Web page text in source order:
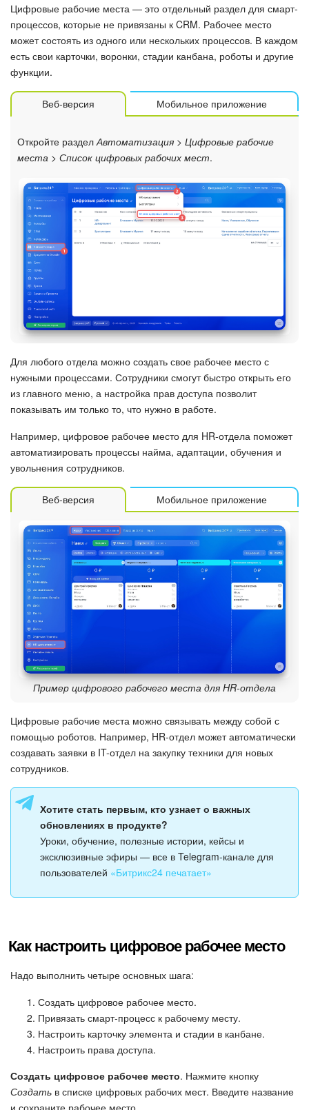
Интернет-магазин
Складской учет
Почта
CRM
Онлайн-запись
КЭДО
Подпись
Маркетинг
Аналитика
Автоматизация
Интеграция 1С и Битрикс24
Сотрудники
Бизнес-процессы
Контакт-центр
Настройки
Телефония
Филиальная сеть
Приложение Битрикс24
Общие вопросы
Битрикс24 в коробке
Изменения в статьях (архив)
ПОЛУЧИТЬ БЕСПЛАТНО
Цифровые рабочие места — это отдельный раздел для смарт-
процессов, которые не привязаны к CRM. Рабочее место
может состоять из одного или нескольких процессов. В каждом
есть свои карточки, воронки, стадии канбана, роботы и другие
функции.
Веб-версия Мобильное приложение
Откройте раздел Автоматизация > Цифровые рабочие
места > Список цифровых рабочих мест.
Для любого отдела можно создать свое рабочее место с
нужными процессами. Сотрудники смогут быстро открыть его
из главного меню, а настройка прав доступа позволит
показывать им только то, что нужно в работе.
Например, цифровое рабочее место для HR-отдела поможет
автоматизировать процессы найма, адаптации, обучения и
увольнения сотрудников.
Веб-версия Мобильное приложение
Пример цифрового рабочего места для HR-отдела
Цифровые рабочие места можно связывать между собой с
помощью роботов. Например, HR-отдел может автоматически
создавать заявки в IT-отдел на закупку техники для новых
сотрудников.
Хотите стать первым, кто узнает о важных
обновлениях в продукте?
Уроки, обучение, полезные истории, кейсы и
эксклюзивные эфиры — все в Telegram-канале для
пользователей «Битрикс24 печатает»
Как настроить цифровое рабочее место
Надо выполнить четыре основных шага:
Создать цифровое рабочее место.
Привязать смарт-процесс к рабочему месту.
Настроить карточку элемента и стадии в канбане.
Настроить права доступа.
Создать цифровое рабочее место. Нажмите кнопку
Создать в списке цифровых рабочих мест. Введите название
и сохраните рабочее место.